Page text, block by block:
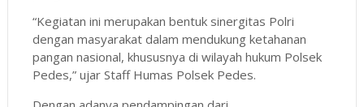
“Kegiatan ini merupakan bentuk sinergitas Polri
dengan masyarakat dalam mendukung ketahanan
pangan nasional, khususnya di wilayah hukum Polsek
Pedes,” ujar Staff Humas Polsek Pedes.